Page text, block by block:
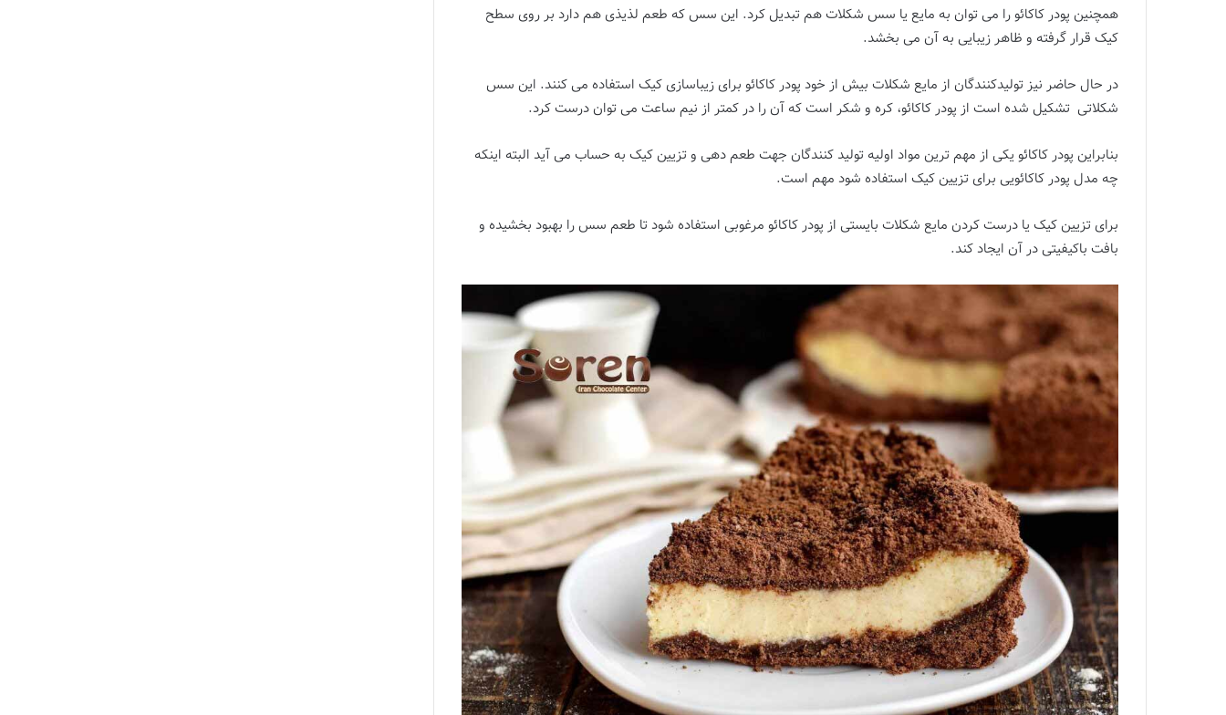
همچنین پودر کاکائو را می توان به مایع یا سس شکلات هم تبدیل کرد. این سس که طعم لذیذی هم دارد بر روی سطح
کیک قرار گرفته و ظاهر زیبایی به آن می بخشد.
در حال حاضر نیز تولیدکنندگان از مایع شکلات بیش از خود پودر کاکائو برای زیباسازی کیک استفاده می کنند. این سس
شکلاتی تشکیل شده است از پودر کاکائو، کره و شکر است که آن را در کمتر از نیم ساعت می توان درست کرد.
بنابراین پودر کاکائو یکی از مهم ترین مواد اولیه تولید کنندگان جهت طعم دهی و تزیین کیک به حساب می آید البته اینکه
چه مدل پودر کاکائویی برای تزیین کیک استفاده شود مهم است.
برای تزیین کیک یا درست کردن مایع شکلات بایستی از پودر کاکائو مرغوبی استفاده شود تا طعم سس را بهبود بخشیده و
بافت باکیفیتی در آن ایجاد کند.